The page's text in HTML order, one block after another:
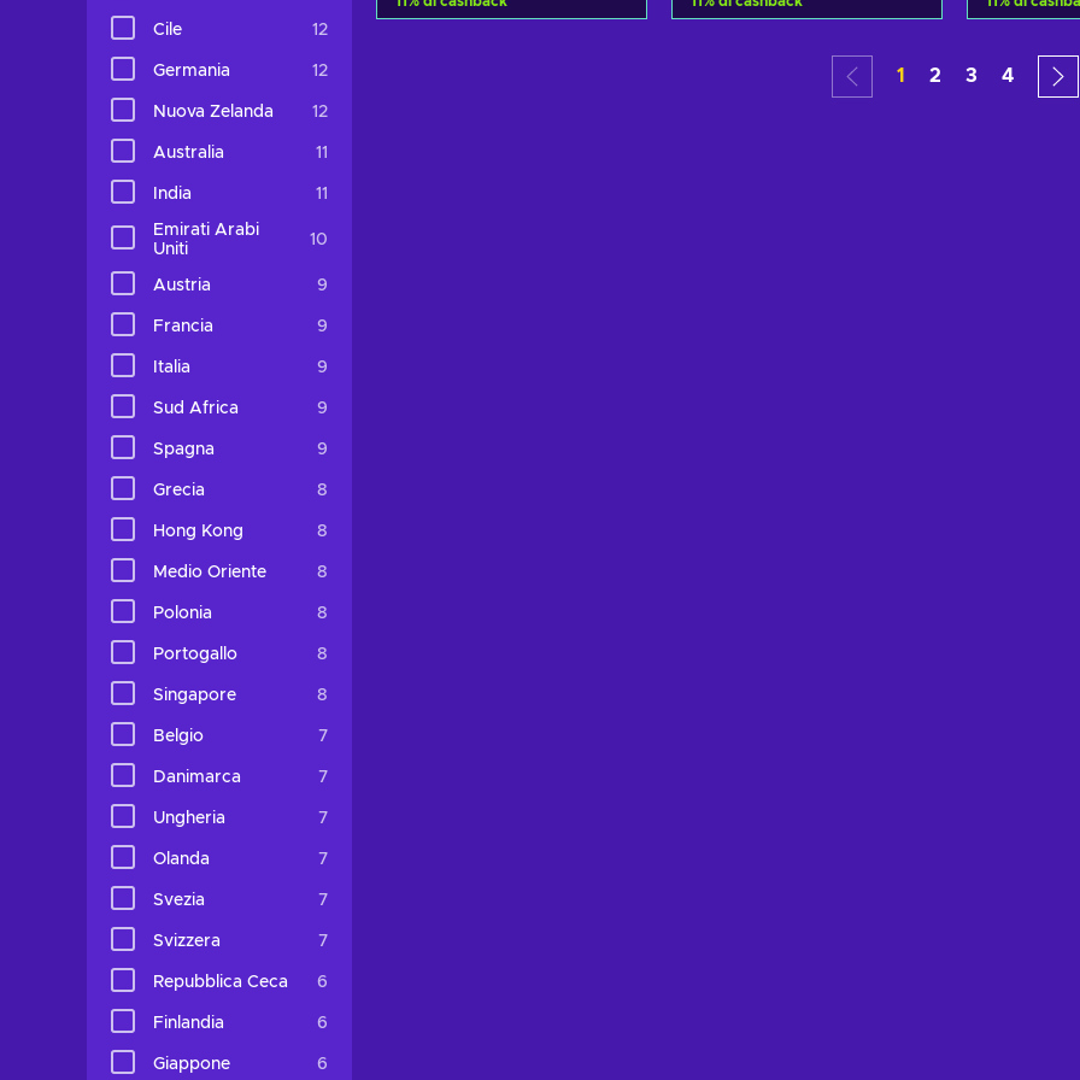
Cile 12
Germania 12
Nuova Zelanda 12
Australia 11
India 11
Emirati Arabi
Uniti
10
Austria 9
Francia 9
Italia 9
Sud Africa 9
Spagna 9
Grecia 8
Hong Kong 8
Medio Oriente 8
Polonia 8
Portogallo 8
Singapore 8
Belgio 7
Danimarca 7
Ungheria 7
Olanda 7
Svezia 7
Svizzera 7
Repubblica Ceca 6
Finlandia 6
Giappone 6
Aggiungi al carrello
Visualizza offerte
1 2 3 4